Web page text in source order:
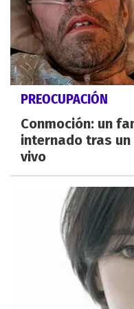
PREOCUPACIÓN
Conmoción: un
internado tras
vivo